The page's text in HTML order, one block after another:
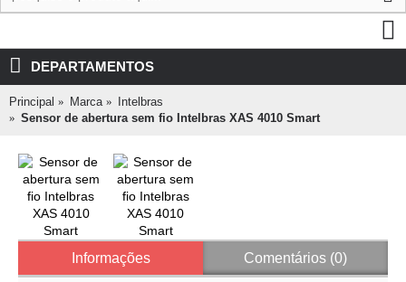
DEPARTAMENTOS
Principal Marca
Intelbras
Sensor de abertura sem fio Intelbras XAS 4010 Smart
Informações Comentários (0)